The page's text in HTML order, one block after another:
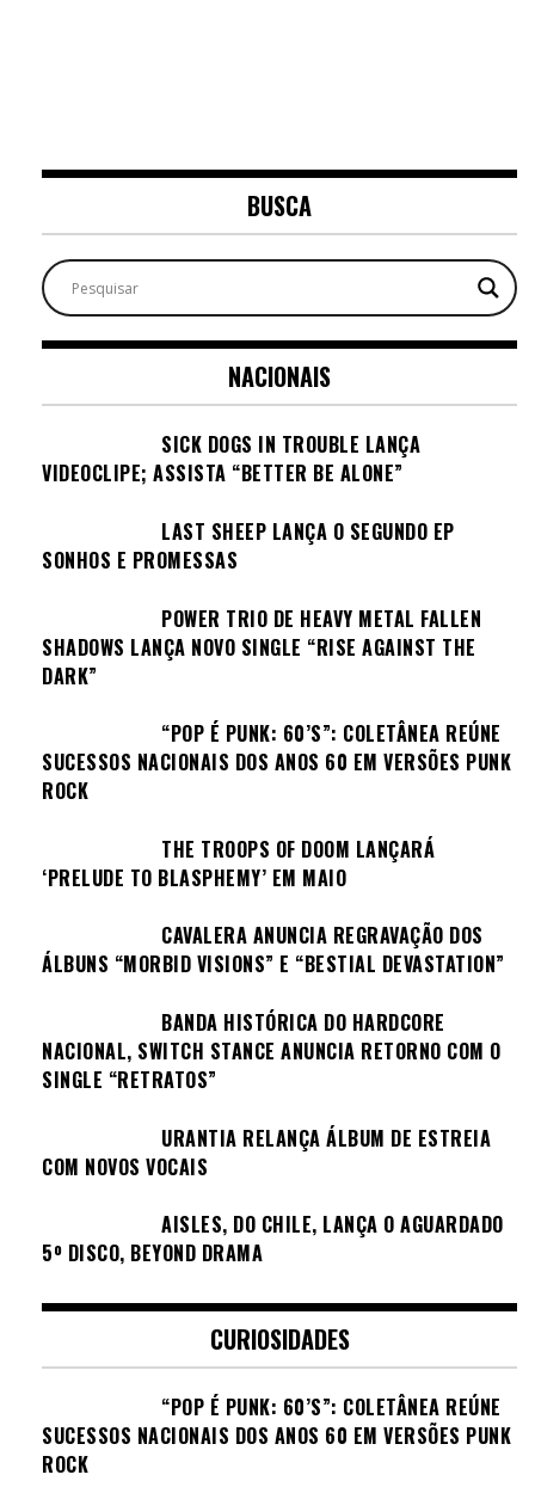
BUSCA
NACIONAIS
SICK DOGS IN TROUBLE LANÇA
VIDEOCLIPE; ASSISTA “BETTER BE ALONE”
LAST SHEEP LANÇA O SEGUNDO EP
SONHOS E PROMESSAS
POWER TRIO DE HEAVY METAL FALLEN
SHADOWS LANÇA NOVO SINGLE “RISE AGAINST THE
DARK”
“POP É PUNK: 60’S”: COLETÂNEA REÚNE
SUCESSOS NACIONAIS DOS ANOS 60 EM VERSÕES PUNK
ROCK
THE TROOPS OF DOOM LANÇARÁ
‘PRELUDE TO BLASPHEMY’ EM MAIO
CAVALERA ANUNCIA REGRAVAÇÃO DOS
ÁLBUNS “MORBID VISIONS” E “BESTIAL DEVASTATION”
BANDA HISTÓRICA DO HARDCORE
NACIONAL, SWITCH STANCE ANUNCIA RETORNO COM O
SINGLE “RETRATOS”
URANTIA RELANÇA ÁLBUM DE ESTREIA
COM NOVOS VOCAIS
AISLES, DO CHILE, LANÇA O AGUARDADO
5º DISCO, BEYOND DRAMA
CURIOSIDADES
“POP É PUNK: 60’S”: COLETÂNEA REÚNE
SUCESSOS NACIONAIS DOS ANOS 60 EM VERSÕES PUNK
ROCK